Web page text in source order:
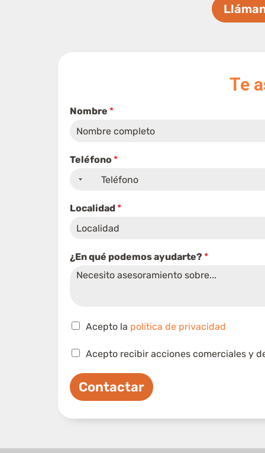
Te
Nombre *
Teléfono *
*
¿
Localidad *
¿En qué podemos ayudarte? *
C
s
i
l
a
d
Acepto la política de privacidad
E
v
e
i
C
s
i
l
a
d
Acepto recibir acciones comerciales y
Contactar